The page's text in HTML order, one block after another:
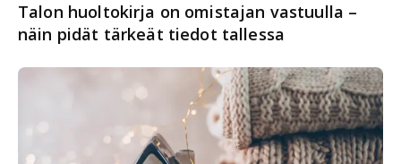
Talon huoltokirja on omistajan vastuulla –
näin pidät tärkeät tiedot tallessa